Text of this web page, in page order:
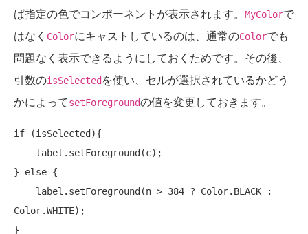
ば指定の色でコンポーネントが表示されます。
MyColorで
はなく Colorにキャストしているのは、通常のColorでも
問題なく表示できるようにしておくためです。その後、
引数のisSelected を使い、セルが選択されているかどう
かによってsetForegroundの値を変更しておきます。
if (isSelected){
} else {
Color.WHITE);